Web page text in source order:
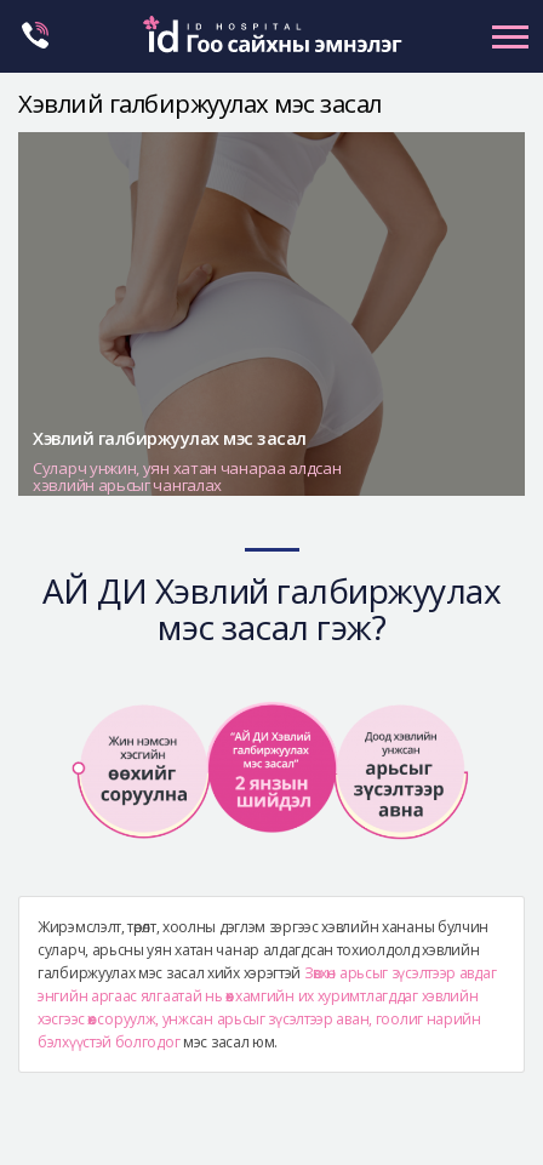
Нүүрний хэлбэр засах
Эрүүний гажиг засах
Галбиржуулах
Let Me In
Лавлах
Хэвлий галбиржуулах мэс засал
Хэвлий галбиржуулах мэс засал
Суларч унжин, уян хатан чанараа алдсан
хэвлийн арьсыг чангалах
АЙ ДИ Хэвлий галбиржуулах
мэс засал гэж?
Жирэмслэлт, төрөлт, хоолны дэглэм зэргээс хэвлийн хананы булчин
суларч, арьсны уян хатан чанар алдагдсан тохиолдолд хэвлийн
галбиржуулах мэс засал хийх хэрэгтэй Зөвхөн арьсыг зүсэлтээр авдаг
энгийн аргаас ялгаатай нь өөх хамгийн их хуримтлагддаг хэвлийн
хэсгээс өөх соруулж, унжсан арьсыг зүсэлтээр аван, гоолиг нарийн
бэлхүүстэй болгодогмэс засал юм.